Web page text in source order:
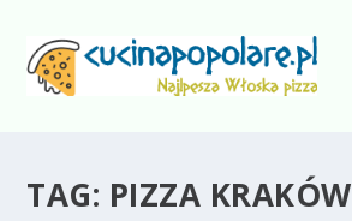
TAG: PIZZA KRAKÓW